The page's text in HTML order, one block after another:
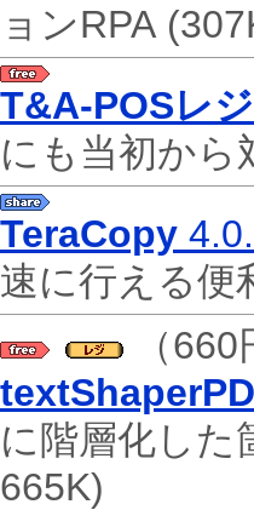
ョンRPA
T&A-POSレジ
にも当初から
TeraCopy
速に行える
（660
に階層化した
665K)